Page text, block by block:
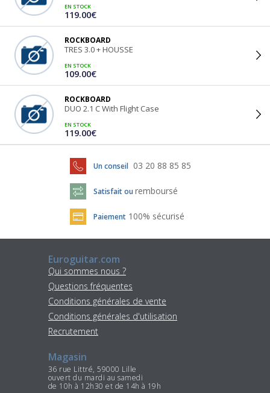
EN STOCK
119.00€
ROCKBOARD
TRES 3.0 + HOUSSE
EN STOCK
109.00€
ROCKBOARD
DUO 2.1 C With Flight Case
EN STOCK
119.00€
Un conseil 03 20 88 85 85
Satisfait ou remboursé
Paiement 100% sécurisé
Euroguitar.com
Qui sommes nous ?
Questions fréquentes
Conditions générales de vente
Conditions générales d'utilisation
Recrutement
Magasin
36 rue Littré, 59000 Lille
ouvert du mardi au samedi
de 10h à 12h30 et de 14h à 19h